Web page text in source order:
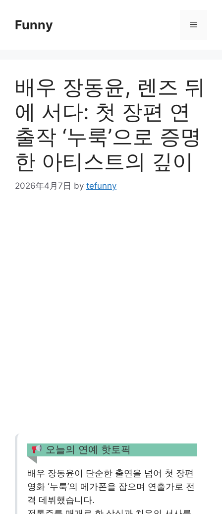
contentFunny Menu
배우 장동윤, 렌즈 뒤
에 서다: 첫 장편 연
출작 ‘누룩’으로 증명
한 아티스트의 깊이
2026年4月7日 by tefunny
오늘의 연예 핫토픽
배우 장동윤이 단순한 출연을 넘어 첫 장편
영화 ‘누룩’의 메가폰을 잡으며 연출가로 전
격 데뷔했습니다.